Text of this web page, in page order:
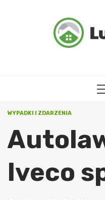
WYPADKI I ZDARZENIA
Iveco